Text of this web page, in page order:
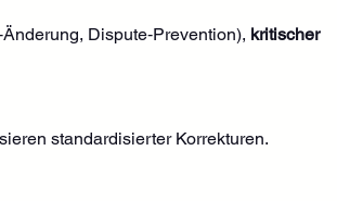
Dispute‑Prevention), kritischer
standardisierter Korrekturen.